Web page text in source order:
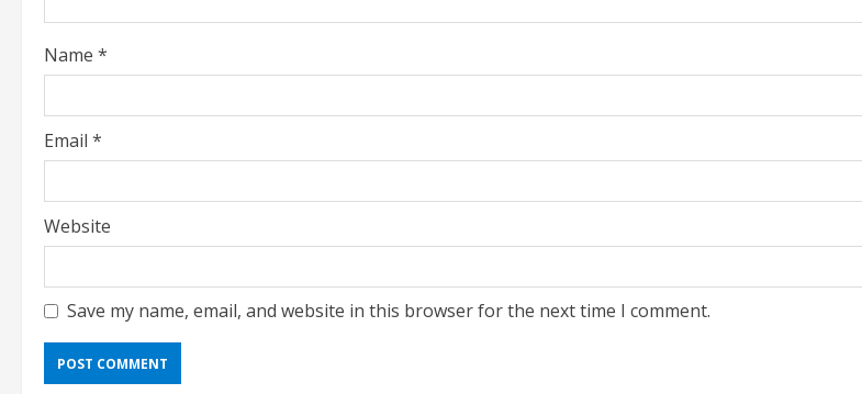
n
g
Name *
Email *
Website
Save my name, email, and website in this browser for the next time I comment.